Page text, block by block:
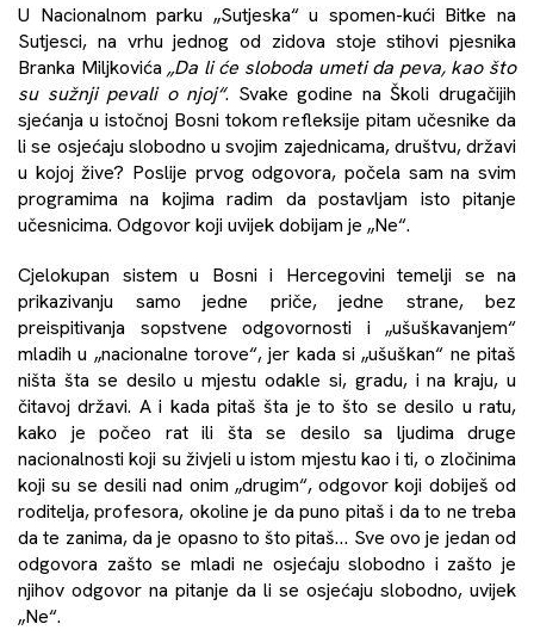
U Nacionalnom parku „Sutjeska“ u spomen-kući Bitke na
Sutjesci, na vrhu jednog od zidova stoje stihovi pjesnika
Branka Miljkovića „Da li će sloboda umeti da peva, kao što
su sužnji pevali o njoj“. Svake godine na Školi drugačijih
sjećanja u istočnoj Bosni tokom refleksije pitam učesnike da
li se osjećaju slobodno u svojim zajednicama, društvu, državi
u kojoj žive? Poslije prvog odgovora, počela sam na svim
programima na kojima radim da postavljam isto pitanje
učesnicima. Odgovor koji uvijek dobijam je „Ne“.
Cjelokupan sistem u Bosni i Hercegovini temelji se na
prikazivanju samo jedne priče, jedne strane, bez
preispitivanja sopstvene odgovornosti i „ušuškavanjem“
mladih u „nacionalne torove“, jer kada si „ušuškan“ ne pitaš
ništa šta se desilo u mjestu odakle si, gradu, i na kraju, u
čitavoj državi. A i kada pitaš šta je to što se desilo u ratu,
kako je počeo rat ili šta se desilo sa ljudima druge
nacionalnosti koji su živjeli u istom mjestu kao i ti, o zločinima
koji su se desili nad onim „drugim“, odgovor koji dobiješ od
roditelja, profesora, okoline je da puno pitaš i da to ne treba
da te zanima, da je opasno to što pitaš… Sve ovo je jedan od
odgovora zašto se mladi ne osjećaju slobodno i zašto je
njihov odgovor na pitanje da li se osjećaju slobodno, uvijek
„Ne“.